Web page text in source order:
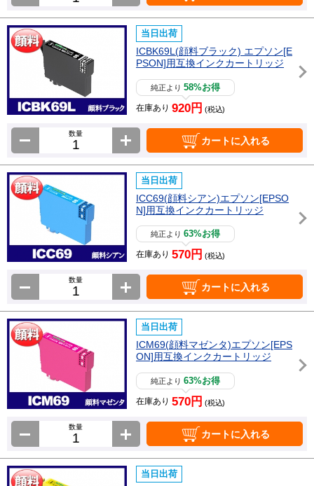
当日出荷
ICBK69L(顔料ブラック) エプソン[E
PSON]用互換インクカートリッジ
純正より58%お得
在庫あり 920円 (税込)
数量
カートに入れる
当日出荷
ICC69(顔料シアン)エプソン[EPSO
N]用互換インクカートリッジ
純正より63%お得
在庫あり 570円 (税込)
数量
カートに入れる
当日出荷
ICM69(顔料マゼンタ)エプソン[EPS
ON]用互換インクカートリッジ
純正より63%お得
在庫あり 570円 (税込)
数量
カートに入れる
当日出荷